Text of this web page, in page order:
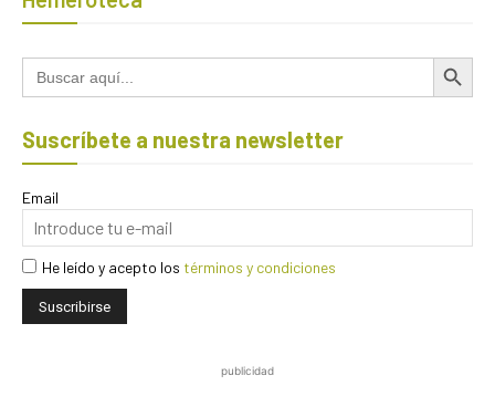
Buscar: Botón de
Suscríbete a nuestra newsletter
Email
He leído y acepto los términos y condiciones
publicidad